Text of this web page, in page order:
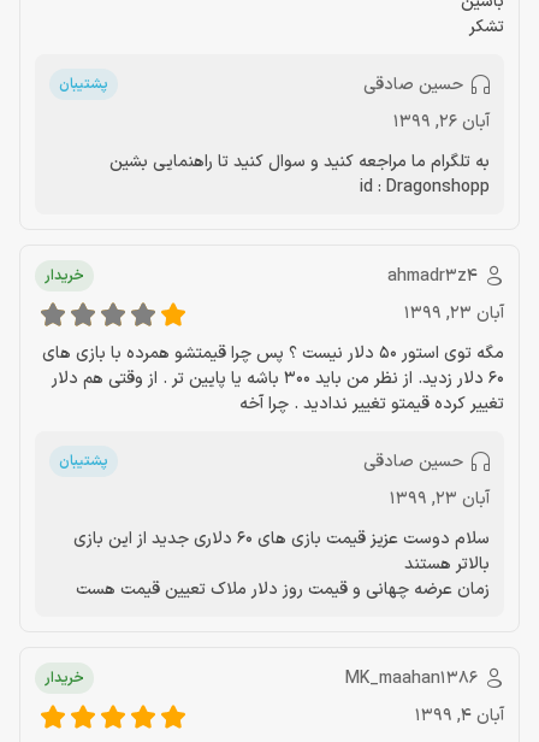
تشکر
حسین صادقی پشتیبان
آبان 26, 1399
به تلگرام ما مراجعه کنید و سوال کنید تا راهنمایی بشین
id : Dragonshopp
ahmadr3z4 خریدار
آبان 23, 1399
مگه توی استور 50 دلار نیست ؟ پس چرا قیمتشو همرده با بازی های
60 دلار زدید. از نظر من باید 300 باشه یا پایین تر . از وقتی هم دلار
تغییر کرده قیمتو تغییر ندادید . چرا آخه
حسین صادقی پشتیبان
آبان 23, 1399
سلام دوست عزیز قیمت بازی های 60 دلاری جدید از این بازی
بالاتر هستند
زمان عرضه چهانی و قیمت روز دلار ملاک تعیین قیمت هست
MK_maahan1386 خریدار
آبان 4, 1399